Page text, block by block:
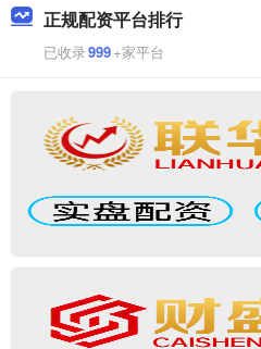
正规配资平台排行
已收录999+家平台